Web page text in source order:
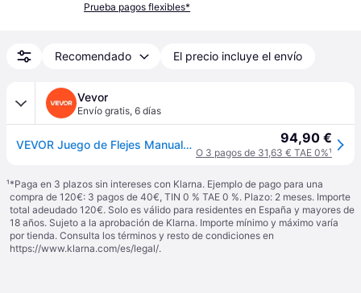
Prueba pagos flexibles*
Recomendado El precio incluye el envío
Vevor
Envío gratis, 6 días
VEVOR Juego de Flejes Manuales Banda PET 15,9 mm x 457 m, Kit de Herramientas de Flejado con Tensor, Selladora, Guante, 450 Sellos de Metal, 150 Esquinas Protectoras, para Transporte Empaquetado Carga 94,90 €
O 3 pagos de 31,63 € TAE 0%¹
¹*Paga en 3 plazos sin intereses con Klarna. Ejemplo de pago para una
compra de 120€: 3 pagos de 40€, TIN 0 % TAE 0 %. Plazo: 2 meses. Importe
total adeudado 120€. Solo es válido para residentes en España y mayores de
18 años. Sujeto a la aprobación de Klarna. Importe mínimo y máximo varía
por tienda. Consulta los términos y resto de condiciones en
https://www.klarna.com/es/legal/.